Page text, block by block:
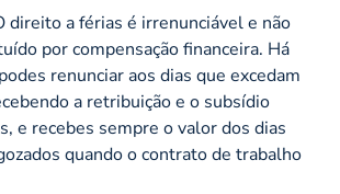
direito a férias é irrenunciável e não
por compensação financeira. Há
renunciar aos dias que excedam
a retribuição e o subsídio
e recebes sempre o valor dos dias
quando o contrato de trabalho